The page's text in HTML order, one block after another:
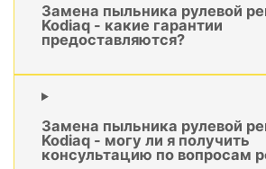
Замена пыльника рулевой
Kodiaq - какие гарантии
предоставляются?
Замена пыльника рулевой
Kodiaq - могу ли я получить
консультацию по вопросам